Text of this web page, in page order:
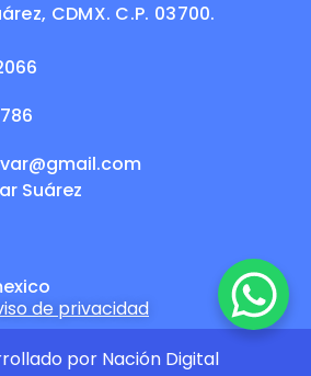
Suárez
CDMX. C.P. 03700.
de privacidad
por Nación Digital